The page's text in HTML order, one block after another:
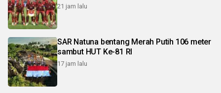
21 jam lalu
SAR Natuna bentang Merah Putih 106 meter
sambut HUT Ke-81 RI
17 jam lalu